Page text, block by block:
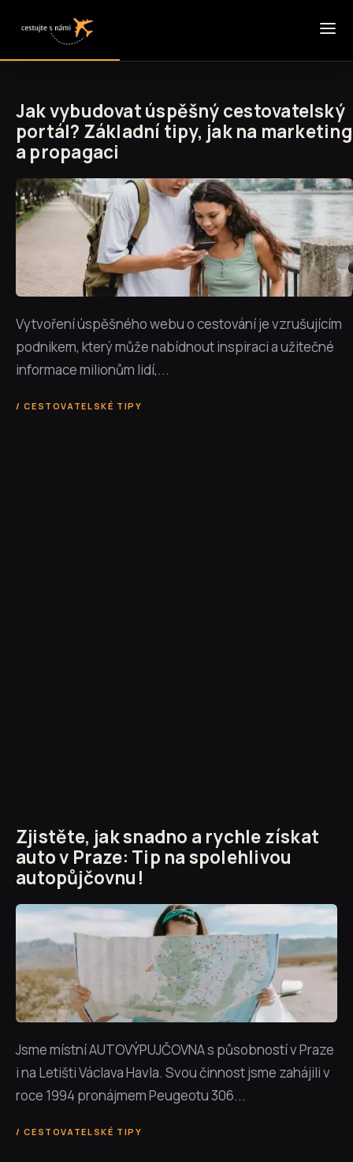
Jak vybudovat úspěšný cestovatelský
portál? Základní tipy, jak na marketing
a propagaci
Vytvoření úspěšného webu o cestování je vzrušujícím
podnikem, který může nabídnout inspiraci a užitečné
informace milionům lidí,...
CESTOVATELSKÉ TIPY
Zjistěte, jak snadno a rychle získat
auto v Praze: Tip na spolehlivou
autopůjčovnu!
Jsme místní AUTOVÝPUJČOVNA s působností v Praze
i na Letišti Václava Havla. Svou činnost jsme zahájili v
roce 1994 pronájmem Peugeotu 306...
CESTOVATELSKÉ TIPY